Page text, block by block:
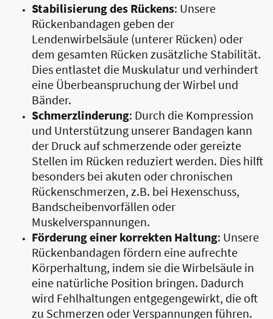
Stabilisierung des Rückens: Unsere
Rückenbandagen geben der
Lendenwirbelsäule (unterer Rücken) oder
dem gesamten Rücken zusätzliche Stabilität.
Dies entlastet die Muskulatur und verhindert
eine Überbeanspruchung der Wirbel und
Bänder.
Schmerzlinderung: Durch die Kompression
und Unterstützung unserer Bandagen kann
der Druck auf schmerzende oder gereizte
Stellen im Rücken reduziert werden. Dies hilft
besonders bei akuten oder chronischen
Rückenschmerzen, z.B. bei Hexenschuss,
Bandscheibenvorfällen oder
Muskelverspannungen.
Förderung einer korrekten Haltung: Unsere
Rückenbandagen fördern eine aufrechte
Körperhaltung, indem sie die Wirbelsäule in
eine natürliche Position bringen. Dadurch
wird Fehlhaltungen entgegengewirkt, die oft
zu Schmerzen oder Verspannungen führen.